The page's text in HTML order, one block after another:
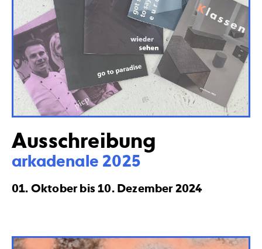
Ausschreibung
arkadenale 2025
01. Oktober bis 10. Dezember 2024